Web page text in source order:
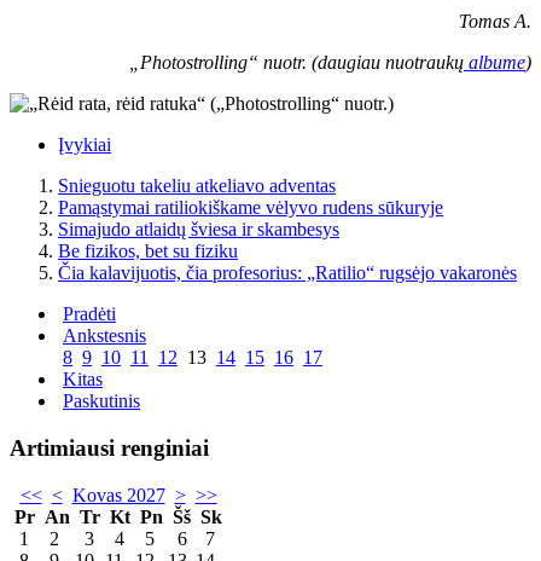
Tomas A.
„Photostrolling“ nuotr. (daugiau nuotraukų albume)
Įvykiai
Snieguotu takeliu atkeliavo adventas
Pamąstymai ratiliokiškame vėlyvo rudens sūkuryje
Simajudo atlaidų šviesa ir skambesys
Be fizikos, bet su fiziku
Čia kalavijuotis, čia profesorius: „Ratilio“ rugsėjo vakaronės
Pradėti
Ankstesnis
8 9 10 11 12 13 14 15 16 17
Kitas
Paskutinis
Artimiausi renginiai
<< < Kovas 2027 > >>
Pr An Tr Kt Pn Šš Sk
1
2 3 4 5 6
7